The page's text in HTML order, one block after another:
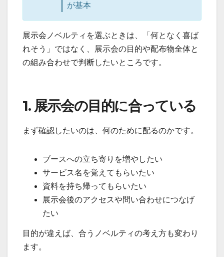
が基本
展示会ノベルティを選ぶときは、「何となく喜ば
れそう」ではなく、展示会の目的や配布物全体と
の組み合わせで判断したいところです。
1. 展示会の目的に合っている
まず確認したいのは、何のために配るのかです。
ブースへの立ち寄りを増やしたい
サービス名を覚えてもらいたい
資料を持ち帰ってもらいたい
展示会後のアクセスや問い合わせにつなげ
たい
目的が違えば、合うノベルティの考え方も変わり
ます。